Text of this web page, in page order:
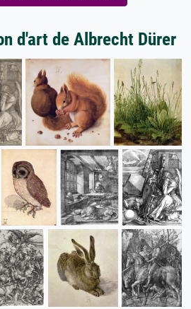
d'art de Albrecht Dürer